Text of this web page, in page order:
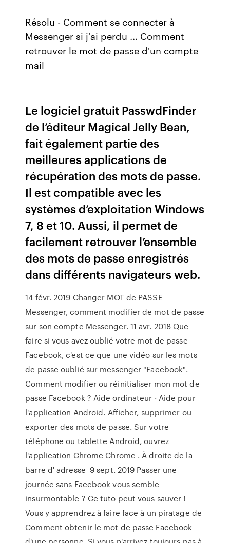
Résolu - Comment se connecter à
Messenger si j'ai perdu ... Comment
retrouver le mot de passe d'un compte
mail
Le logiciel gratuit PasswdFinder
de l’éditeur Magical Jelly Bean,
fait également partie des
meilleures applications de
récupération des mots de passe.
Il est compatible avec les
systèmes d’exploitation Windows
7, 8 et 10. Aussi, il permet de
facilement retrouver l’ensemble
des mots de passe enregistrés
dans différents navigateurs web.
14 févr. 2019 Changer MOT de PASSE
Messenger, comment modifier de mot de passe
sur son compte Messenger. 11 avr. 2018 Que
faire si vous avez oublié votre mot de passe
Facebook, c'est ce que une vidéo sur les mots
de passe oublié sur messenger "Facebook".
Comment modifier ou réinitialiser mon mot de
passe Facebook ? Aide ordinateur · Aide pour
l'application Android. Afficher, supprimer ou
exporter des mots de passe. Sur votre
téléphone ou tablette Android, ouvrez
l'application Chrome Chrome . À droite de la
barre d' adresse 9 sept. 2019 Passer une
journée sans Facebook vous semble
insurmontable ? Ce tuto peut vous sauver !
Vous y apprendrez à faire face à un piratage de
Comment obtenir le mot de passe Facebook